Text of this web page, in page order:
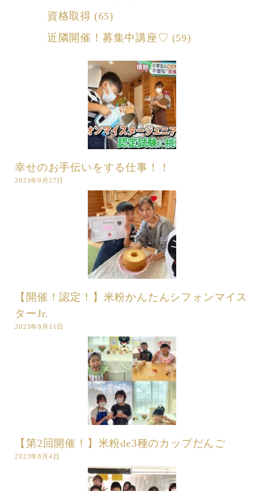
資格取得 (65)
近隣開催！募集中講座♡ (59)
幸せのお手伝いをする仕事！！
2023年9月27日
【開催！認定！】米粉かんたんシフォンマイス
ターJr.
2023年8月11日
【第2回開催！】米粉de3種のカップだんご
2023年8月4日